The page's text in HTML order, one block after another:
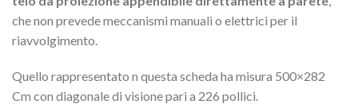
che non prevede meccanismi manuali o elettrici per il
riavvolgimento.
Quello rappresentato n questa scheda ha misura 500×282
Cm con diagonale di visione pari a 226 pollici.